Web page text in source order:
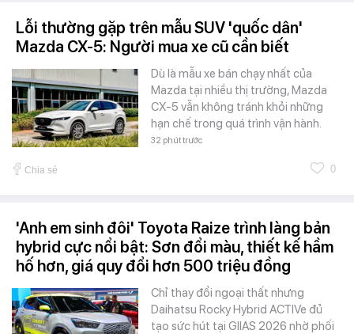
Lỗi thường gặp trên mẫu SUV 'quốc dân'
Mazda CX-5: Người mua xe cũ cần biết
Dù là mẫu xe bán chạy nhất của
Mazda tại nhiều thị trường, Mazda
CX-5 vẫn không tránh khỏi những
hạn chế trong quá trình vận hành.
32 phút trước
Chia sẻ 0
'Anh em sinh đôi' Toyota Raize trình làng bản
hybrid cực nổi bật: Sơn đổi màu, thiết kế hầm
hố hơn, giá quy đổi hơn 500 triệu đồng
Chỉ thay đổi ngoại thất nhưng
Daihatsu Rocky Hybrid ACTIVe đủ
tạo sức hút tại GIIAS 2026 nhờ phối